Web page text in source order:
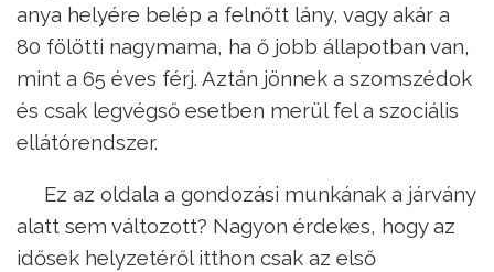
anya helyére belép a felnőtt lány, vagy akár a
80 fölötti nagymama, ha ő jobb állapotban van,
mint a 65 éves férj. Aztán jönnek a szomszédok
és csak legvégső esetben merül fel a szociális
ellátórendszer.
Ez az oldala a gondozási munkának a járvány
alatt sem változott? Nagyon érdekes, hogy az
idősek helyzetéről itthon csak az első